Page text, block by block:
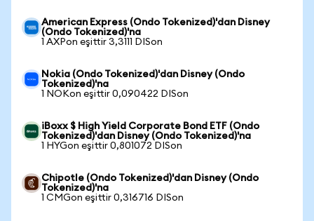
American Express (Ondo Tokenized)'dan Disney
(Ondo Tokenized)'na
1 AXPon eşittir 3,3111 DISon
Nokia (Ondo Tokenized)'dan Disney (Ondo
Tokenized)'na
1 NOKon eşittir 0,090422 DISon
iBoxx $ High Yield Corporate Bond ETF (Ondo
Tokenized)'dan Disney (Ondo Tokenized)'na
1 HYGon eşittir 0,801072 DISon
Chipotle (Ondo Tokenized)'dan Disney (Ondo
Tokenized)'na
1 CMGon eşittir 0,316716 DISon